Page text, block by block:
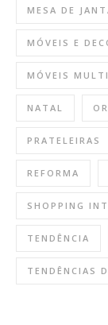
MESA DE
MÓVEIS E
MÓVEIS
NATAL
PRATELEIRAS
REFORMA
SHOPPING
TENDÊNCIA
TENDÊNCIAS